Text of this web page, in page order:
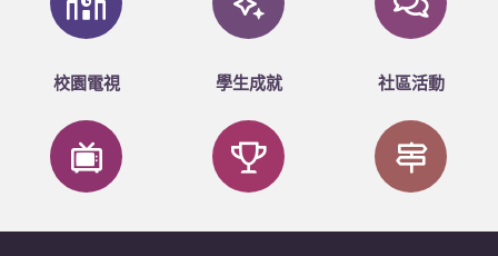
校園電視 學生成就 社區活動